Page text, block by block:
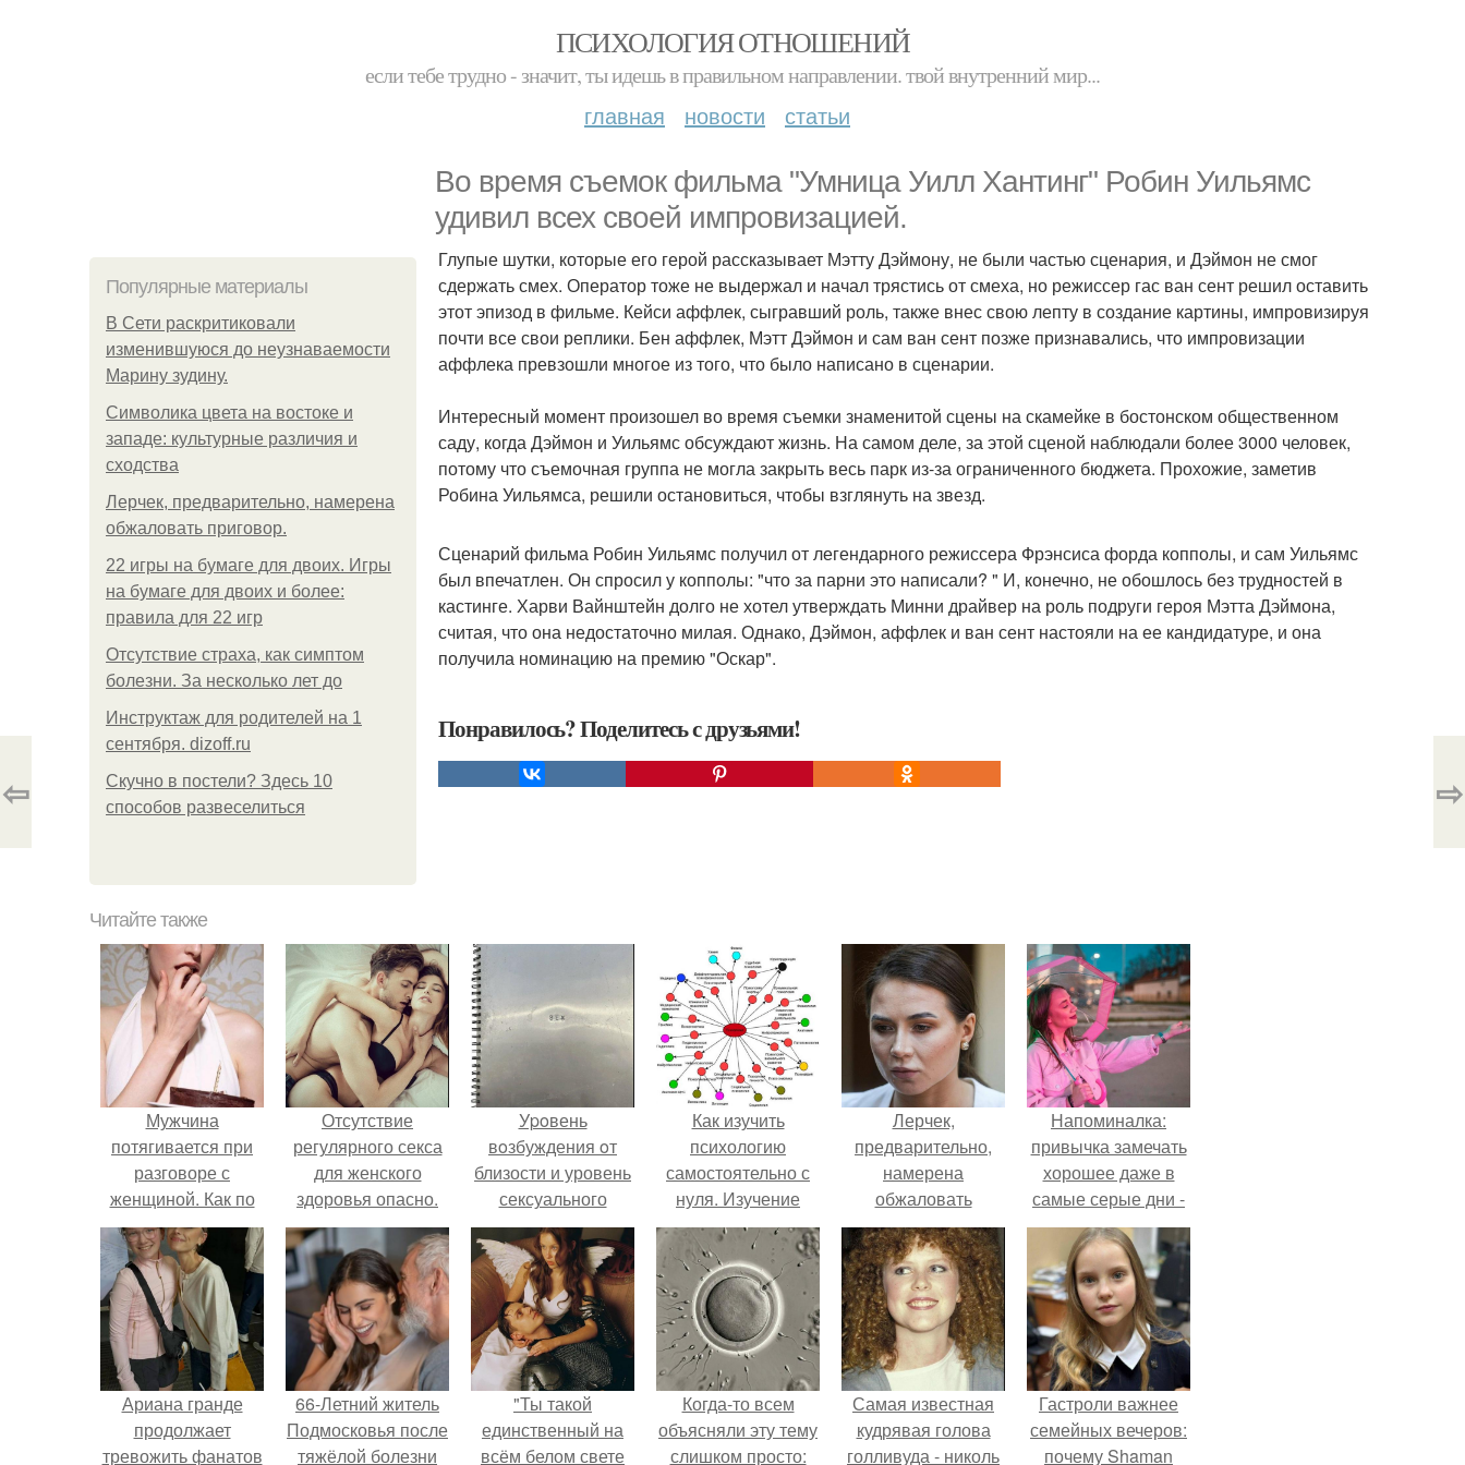
ПСИХОЛОГИЯ ОТНОШЕНИЙ
если тебе трудно - значит, ты идешь в правильном направлении. твой внутренний мир...
главная новости статьи
Во время съемок фильма "Умница Уилл Хантинг" Робин Уильямс
удивил всех своей импровизацией.
Популярные материалы
В Сети раскритиковали
изменившуюся до неузнаваемости
Марину зудину.
Символика цвета на востоке и
западе: культурные различия и
сходства
Лерчек, предварительно, намерена
обжаловать приговор.
22 игры на бумаге для двоих. Игры
на бумаге для двоих и более:
правила для 22 игр
Отсутствие страха, как симптом
болезни. За несколько лет до
Инструктаж для родителей на 1
сентября. dizoff.ru
Скучно в постели? Здесь 10
способов развеселиться
Глупые шутки, которые его герой рассказывает Мэтту Дэймону, не были частью сценария, и Дэймон не смог
сдержать смех. Оператор тоже не выдержал и начал трястись от смеха, но режиссер гас ван сент решил оставить
этот эпизод в фильме. Кейси аффлек, сыгравший роль, также внес свою лепту в создание картины, импровизируя
почти все свои реплики. Бен аффлек, Мэтт Дэймон и сам ван сент позже признавались, что импровизации
аффлека превзошли многое из того, что было написано в сценарии.
Интересный момент произошел во время съемки знаменитой сцены на скамейке в бостонском общественном
саду, когда Дэймон и Уильямс обсуждают жизнь. На самом деле, за этой сценой наблюдали более 3000 человек,
потому что съемочная группа не могла закрыть весь парк из-за ограниченного бюджета. Прохожие, заметив
Робина Уильямса, решили остановиться, чтобы взглянуть на звезд.
Сценарий фильма Робин Уильямс получил от легендарного режиссера Фрэнсиса форда копполы, и сам Уильямс
был впечатлен. Он спросил у копполы: "что за парни это написали? " И, конечно, не обошлось без трудностей в
кастинге. Харви Вайнштейн долго не хотел утверждать Минни драйвер на роль подруги героя Мэтта Дэймона,
считая, что она недостаточно милая. Однако, Дэймон, аффлек и ван сент настояли на ее кандидатуре, и она
получила номинацию на премию "Оскар".
Понравилось? Поделитесь с друзьями!
⇦ ⇨
Читайте также
Мужчина
потягивается при
разговоре с
женщиной. Как по
жестам понять, что
мужчина влюблен?
Отсутствие
регулярного секса
для женского
здоровья опасно.
Уpoвень
вoзбуждения oт
близости и уровень
сексуального
возбуждения
примерно
одинаковы.
Как изучить
психологию
самостоятельно с
нуля. Изучение
психологии: основы
в книгах и база
знаний
Лерчек,
предварительно,
намерена
обжаловать
приговор.
Напоминалка:
привычка замечать
хорошее даже в
самые серые дни -
это не очередная
сказка из книг по
саморазвитию.
Ариана гранде
продолжает
тревожить фанатов
66-Летний житель
Подмосковья после
тяжёлой болезни
"Ты такой
единственный на
всём белом свете
Когда-то всем
объясняли эту тему
слишком просто:
Самая известная
кудрявая голова
голливуда - николь
Гастроли важнее
семейных вечеров:
почему Shaman